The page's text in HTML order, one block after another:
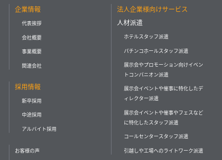
企業情報
代表挨拶
会社概要
事業概要
関連会社
採用情報
新卒採用
中途採用
アルバイト採用
お客様の声
法人企業様向けサービス
人材派遣
ホテルスタッフ派遣
パチンコホールスタッフ派遣
展示会やプロモーション向けイベン
トコンパニオン派遣
展示会イベントや催事に特化したデ
ィレクター派遣
展示会イベントや催事やフェスなど
に特化したスタッフ派遣
コールセンタースタッフ派遣
引越しや工場へのライトワーク派遣